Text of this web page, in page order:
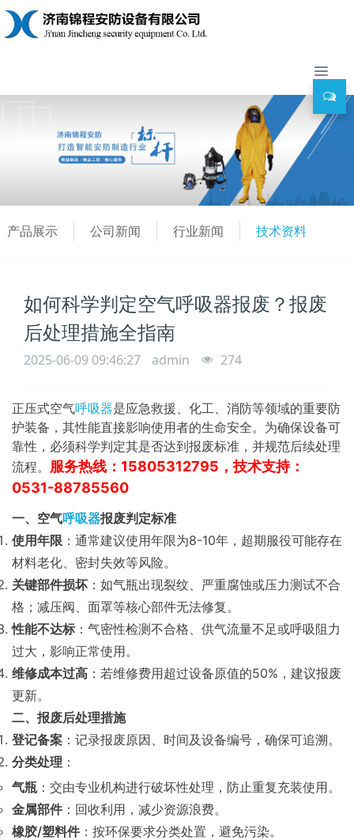
产品展示 公司新闻 行业新闻 技术资料
如何科学判定空气呼吸器报废？报废
后处理措施全指南
2025-06-09 09:46:27 admin 274
正压式空气呼吸器是应急救援、化工、消防等领域的重要防
护装备，其性能直接影响使用者的生命安全。为确保设备可
靠性，必须科学判定其是否达到报废标准，并规范后续处理
流程。 服务热线：15805312795，技术支持：
0531-88785560
一、空气呼吸器报废判定标准
使用年限 ：通常建议使用年限为8-10年，超期服役可能存在
材料老化、密封失效等风险。
关键部件损坏 ：如气瓶出现裂纹、严重腐蚀或压力测试不合
格；减压阀、面罩等核心部件无法修复。
性能不达标 ：气密性检测不合格、供气流量不足或呼吸阻力
过大，影响正常使用。
维修成本过高 ：若维修费用超过设备原值的50%，建议报废
更新。
二、报废后处理措施
登记备案 ：记录报废原因、时间及设备编号，确保可追溯。
分类处理 ：
气瓶 ：交由专业机构进行破坏性处理，防止重复充装使用。
金属部件：回收利用，减少资源浪费。
橡胶/塑料件：按环保要求分类处置，避免污染。